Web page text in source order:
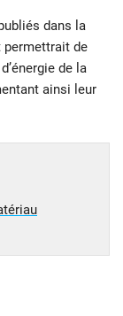
dans la
permettrait de
de la
ainsi leur